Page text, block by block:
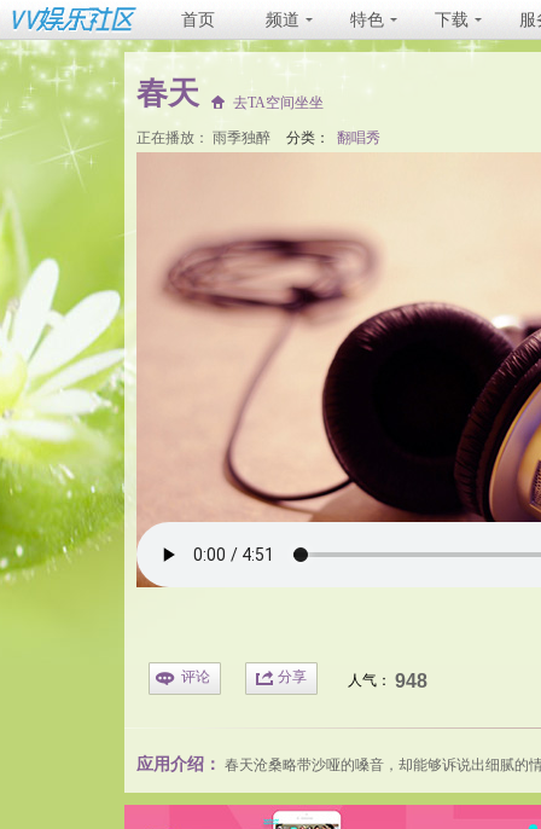
首页 频道 特色 下载 服
春天 去TA空间坐坐
正在播放： 雨季独醉 分类： 翻唱秀
评论 分享 人气： 948
应用介绍： 春天沧桑略带沙哑的嗓音，却能够诉说出细腻的